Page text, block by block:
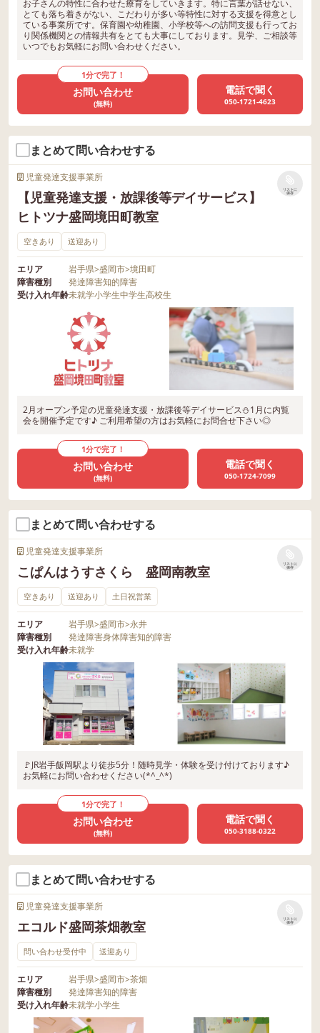
お子さんの特性に合わせた療育をしていきます。特に言葉が話せない、
とても落ち着きがない、こだわりが多い等特性に対する支援を得意とし
ている事業所です。保育園や幼稚園、小学校等への訪問支援も行ってお
り関係機関との情報共有をとても大事にしております。見学、ご相談等
いつでもお気軽にお問い合わせください。
1分で完了！
お問い合わせ
(無料)
電話で聞く
050-1721-4623
まとめて問い合わせする
児童発達支援事業所
【児童発達支援・放課後等デイサービス】
ヒトツナ盛岡境田町教室
リストに
保存
空きあり 送迎あり
エリア 岩手県>盛岡市>境田町
障害種別
発達障害知的障害
受け入れ年齢未就学小学生中学生高校生
2月オープン予定の児童発達支援・放課後等デイサービス⛄1月に内覧
会を開催予定です♪ ご利用希望の方はお気軽にお問合せ下さい◎
1分で完了！
お問い合わせ
(無料)
電話で聞く
050-1724-7099
まとめて問い合わせする
児童発達支援事業所
こぱんはうすさくら 盛岡南教室
リストに
保存
空きあり 送迎あり 土日祝営業
エリア 岩手県>盛岡市>永井
障害種別
発達障害身体障害知的障害
受け入れ年齢未就学
🚩JR岩手飯岡駅より徒歩5分！随時見学・体験を受け付けております♪
お気軽にお問い合わせください(*^_^*)
1分で完了！
お問い合わせ
(無料)
電話で聞く
050-3188-0322
まとめて問い合わせする
児童発達支援事業所
エコルド盛岡茶畑教室
リストに
保存
問い合わせ受付中 送迎あり
エリア 岩手県>盛岡市>茶畑
障害種別
発達障害知的障害
受け入れ年齢未就学小学生